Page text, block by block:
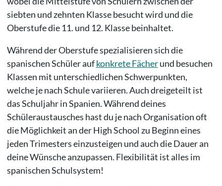
siebten und zehnten Klasse besucht wird und die
Oberstufe die 11. und 12. Klasse beinhaltet.
Während der Oberstufe spezialisieren sich die
spanischen Schüler aufkonkrete Fächerund besuchen
Klassen mit unterschiedlichen Schwerpunkten,
welche je nach Schule variieren. Auch dreigeteilt ist
das Schuljahr in Spanien. Während deines
Schüleraustausches hast du je nach Organisation oft
die Möglichkeit an der High School zu Beginn eines
jeden Trimesters einzusteigen und auch die Dauer an
deine Wünsche anzupassen. Flexibilität ist alles im
spanischen Schulsystem!